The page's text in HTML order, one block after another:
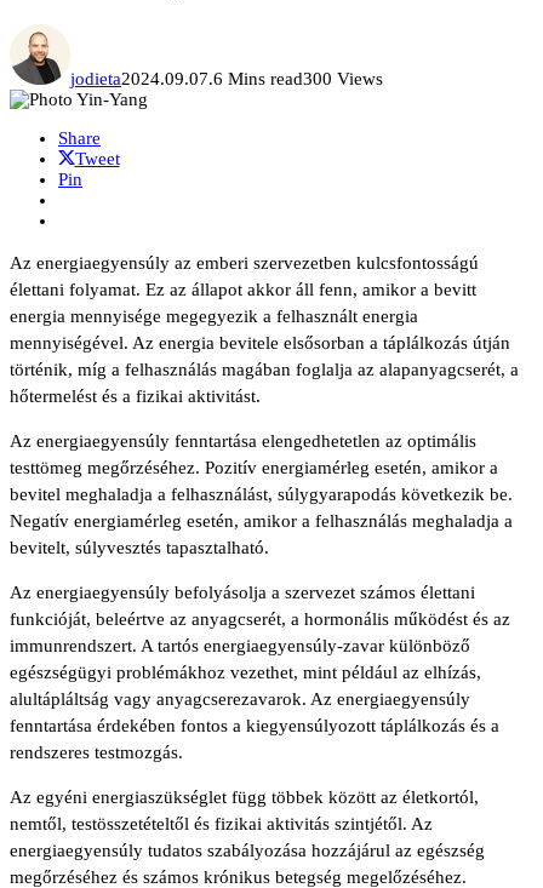
jodieta2024.09.07.6 Mins read300 Views
Share
Tweet
Pin
Az energiaegyensúly az emberi szervezetben kulcsfontosságú
élettani folyamat. Ez az állapot akkor áll fenn, amikor a bevitt
energia mennyisége megegyezik a felhasznált energia
mennyiségével. Az energia bevitele elsősorban a táplálkozás útján
történik, míg a felhasználás magában foglalja az alapanyagcserét, a
hőtermelést és a fizikai aktivitást.
Az energiaegyensúly fenntartása elengedhetetlen az optimális
testtömeg megőrzéséhez. Pozitív energiamérleg esetén, amikor a
bevitel meghaladja a felhasználást, súlygyarapodás következik be.
Negatív energiamérleg esetén, amikor a felhasználás meghaladja a
bevitelt, súlyvesztés tapasztalható.
Az energiaegyensúly befolyásolja a szervezet számos élettani
funkcióját, beleértve az anyagcserét, a hormonális működést és az
immunrendszert. A tartós energiaegyensúly-zavar különböző
egészségügyi problémákhoz vezethet, mint például az elhízás,
alultápláltság vagy anyagcserezavarok. Az energiaegyensúly
fenntartása érdekében fontos a kiegyensúlyozott táplálkozás és a
rendszeres testmozgás.
Az egyéni energiaszükséglet függ többek között az életkortól,
nemtől, testösszetételtől és fizikai aktivitás szintjétől. Az
energiaegyensúly tudatos szabályozása hozzájárul az egészség
megőrzéséhez és számos krónikus betegség megelőzéséhez.